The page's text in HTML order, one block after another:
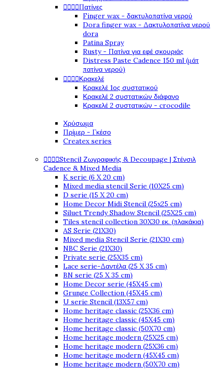
Πατίνες
Finger wax - δακτυλοπατίνα νερού
Dora finger wax - Δακτυλοπατίνα νερού
dora
Patina Spray
Rusty - Πατίνα για εφέ σκουριάς
Distress Paste Cadence 150 ml (μάτ
πατίνα νερού)
Κρακελέ
Κρακελέ 1ος συστατικού
Κρακελέ 2 συστατικών διάφανο
Κρακελέ 2 συστατικών - crocodile
Χρύσωμα
Πρίμερ - Γκέσο
Createx series
Stencil Ζωγραφικής & Decoupage | Στένσιλ
Cadence & Mixed Media
K serie (6 X 20 cm)
Mixed media stencil Serie (10X25 cm)
D serie (15 X 20 cm)
Home Decor Midi Stencil (25x25 cm)
Siluet Trendy Shadow Stencil (25X25 cm)
Tiles stencil collection 30X30 εκ. (πλακάκια)
AS Serie (21X30)
Mixed media Stencil Serie (21X30 cm)
NBC Serie (21X30)
Private serie (25X35 cm)
Lace serie-Δαντέλα (25 X 35 cm)
BN serie (25 X 35 cm)
Home Decor serie (45X45 cm)
Grunge Collection (45X45 cm)
U serie Stencil (13X57 cm)
Home heritage classic (25X36 cm)
Home heritage classic (45X45 cm)
Home heritage classic (50X70 cm)
Home heritage modern (25X25 cm)
Home heritage modern (25X36 cm)
Home heritage modern (45X45 cm)
Home heritage modern (50X70 cm)